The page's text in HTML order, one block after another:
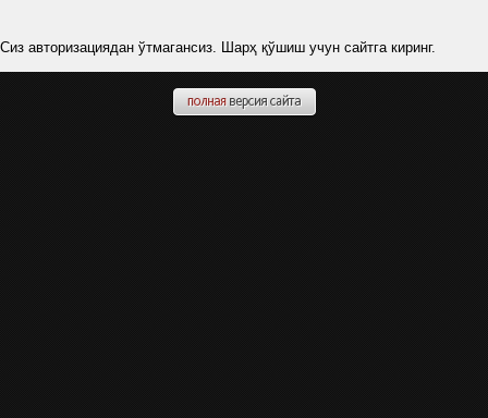
Сиз авторизациядан ўтмагансиз. Шарҳ қўшиш учун сайтга киринг.